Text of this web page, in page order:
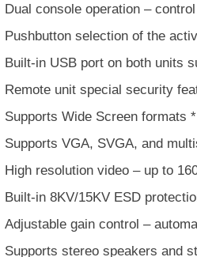
Dual console operation –
Pushbutton selection of the
Built-in USB port on both units
Remote unit special security
Supports Wide Screen formats *
Supports VGA, SVGA, and
High resolution video – up to
Built-in 8KV/15KV ESD
Adjustable gain control –
Supports stereo speakers and